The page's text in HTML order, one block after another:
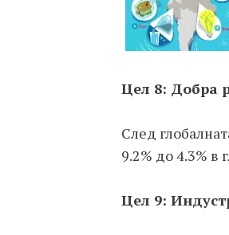
Цел 8: Добра
След
9.2% до 4.3% в
Цел 9: